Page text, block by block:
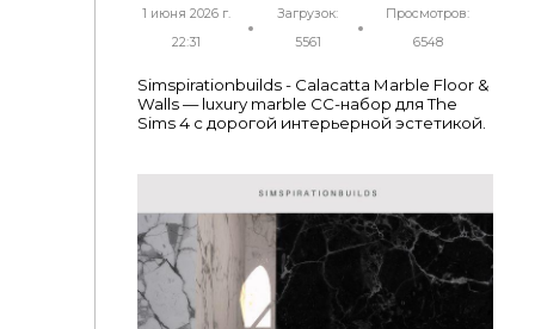
1 июня 2026 г.
22:31
Загрузок:
5561
Просмотров:
6548
Simspirationbuilds - Calacatta Marble Floor &
Walls — luxury marble CC-набор для The
Sims 4 с дорогой интерьерной эстетикой.